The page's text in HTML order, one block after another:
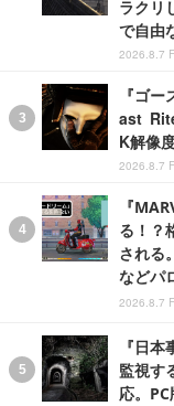
ラクリ
で自由
2026.8.7
『ゴ
ast
K解像
2026.8.7
『
る！？
される
などパ
2026.8.7
『日
監視す
応。